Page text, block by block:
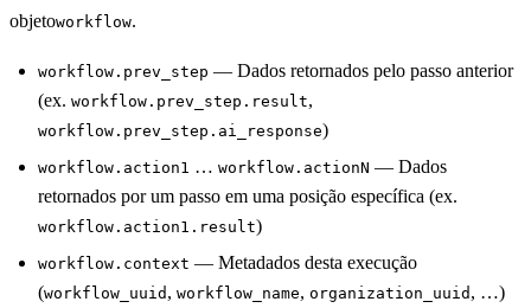
objetoworkflow.
workflow.prev_step — Dados retornados pelo passo anterior
(ex. workflow.prev_step.result,
workflow.prev_step.ai_response)
workflow.action1 … workflow.actionN — Dados
retornados por um passo em uma posição específica (ex.
workflow.action1.result)
workflow.context — Metadados desta execução
(workflow_uuid , workflow_name, organization_uuid , …)